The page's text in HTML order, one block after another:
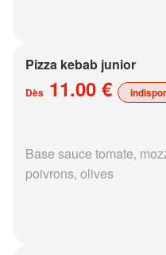
Pizza kebab junior
Dès 11.00 €
Base sauce tomate,
poivrons, olives